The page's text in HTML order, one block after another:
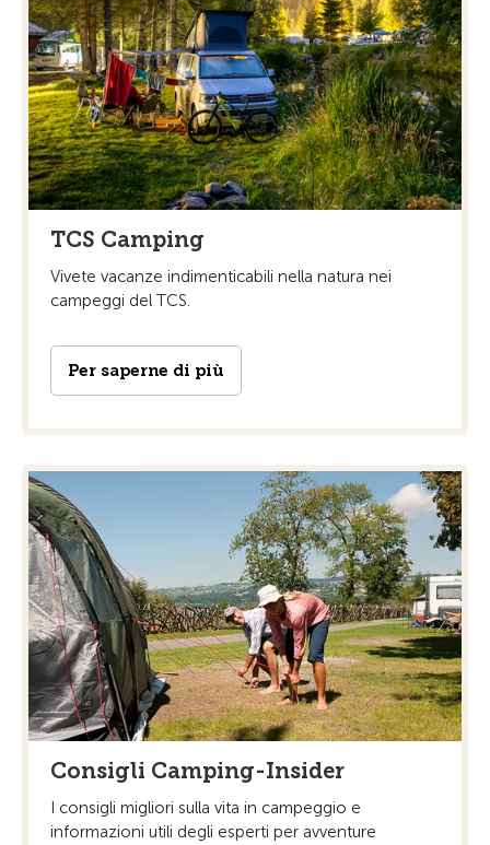
TCS Camping
Vivete vacanze indimenticabili nella natura nei
campeggi del TCS.
Per saperne di più
Consigli Camping-Insider
I consigli migliori sulla vita in campeggio e
informazioni utili degli esperti per avventure